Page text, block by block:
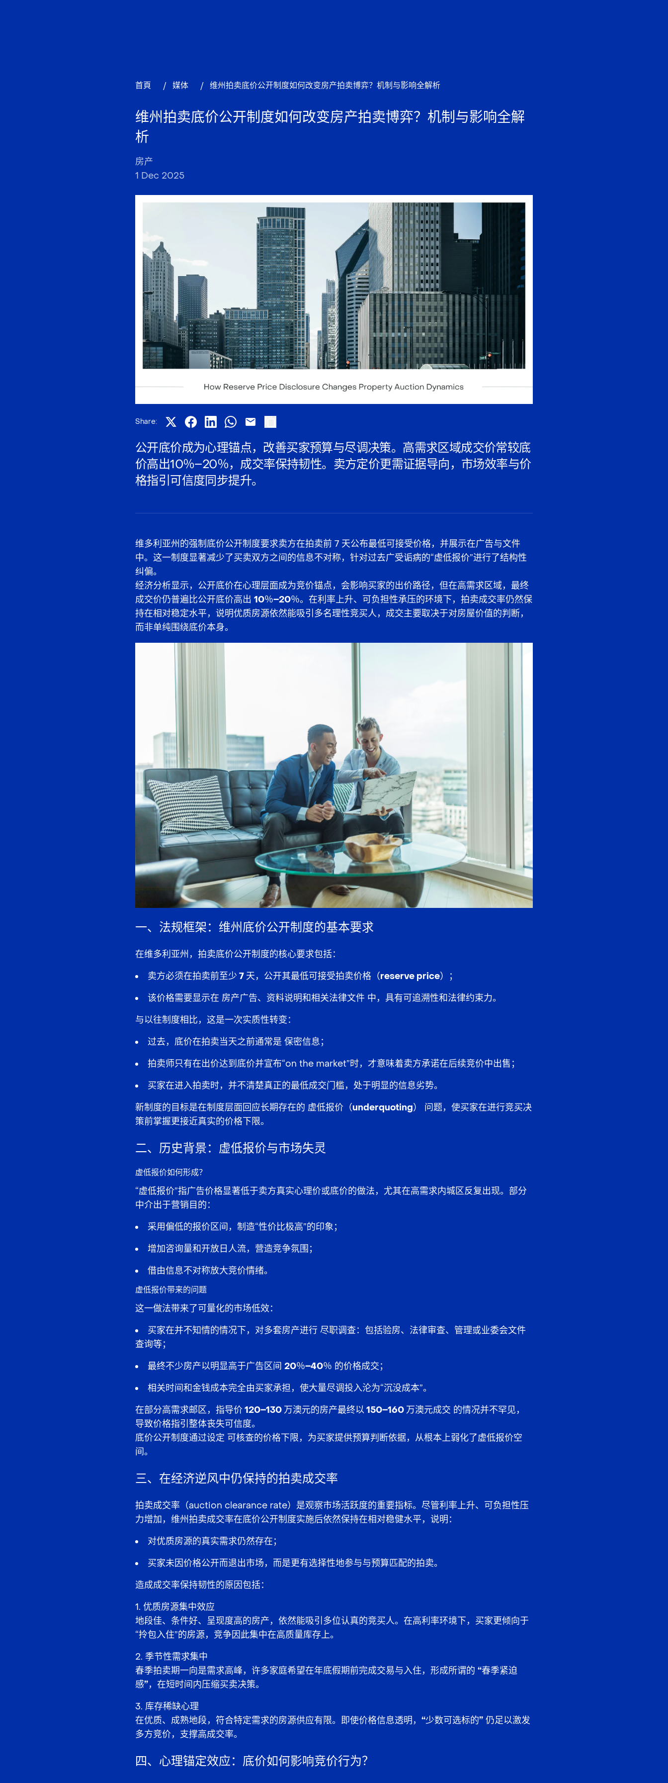
首頁 / 媒体 / 维州拍卖底价公开制度如何改变房产拍卖博弈？机制与影响全解析
维州拍卖底价公开制度如何改变房产拍卖博弈？机制与影响全解
析
房产
1 Dec 2025
Share:
公开底价成为心理锚点，改善买家预算与尽调决策。高需求区域成交价常较底
价高出10％–20％，成交率保持韧性。卖方定价更需证据导向，市场效率与价
格指引可信度同步提升。
维多利亚州的强制底价公开制度要求卖方在拍卖前 7 天公布最低可接受价格，并展示在广告与文件
中。这一制度显著减少了买卖双方之间的信息不对称，针对过去广受诟病的“虚低报价”进行了结构性
纠偏。
经济分析显示，公开底价在心理层面成为竞价锚点，会影响买家的出价路径，但在高需求区域，最终
成交价仍普遍比公开底价高出 10％–20％。在利率上升、可负担性承压的环境下，拍卖成交率仍然保
持在相对稳定水平，说明优质房源依然能吸引多名理性竞买人，成交主要取决于对房屋价值的判断，
而非单纯围绕底价本身。
一、法规框架：维州底价公开制度的基本要求
在维多利亚州，拍卖底价公开制度的核心要求包括：
卖方必须在拍卖前至少 7 天，公开其最低可接受拍卖价格（reserve price）
；
该价格需要显示在 房产广告、资料说明和相关法律文件 中，具有可追溯性和法律约束力。
与以往制度相比，这是一次实质性转变：
过去，底价在拍卖当天之前通常是 保密信息；
拍卖师只有在出价达到底价并宣布“on the market”时，才意味着卖方承诺在后续竞价中出售；
买家在进入拍卖时，并不清楚真正的最低成交门槛，处于明显的信息劣势。
新制度的目标是在制度层面回应长期存在的 虚低报价（underquoting）
问题，使买家在进行竞买决
策前掌握更接近真实的价格下限。
二、历史背景：虚低报价与市场失灵
虚低报价如何形成？
“虚低报价”指广告价格显著低于卖方真实心理价或底价的做法，尤其在高需求内城区反复出现。部分
中介出于营销目的：
采用偏低的报价区间，制造“性价比极高”的印象；
增加咨询量和开放日人流，营造竞争氛围；
借由信息不对称放大竞价情绪。
虚低报价带来的问题
这一做法带来了可量化的市场低效：
买家在并不知情的情况下，对多套房产进行 尽职调查：包括验房、法律审查、管理或业委会文件
查询等；
最终不少房产以明显高于广告区间 20％–40％ 的价格成交；
相关时间和金钱成本完全由买家承担，使大量尽调投入沦为“沉没成本”。
在部分高需求邮区， 指导价 120–130 万澳元的房产最终以 150–160 万澳元成交 的情况并不罕见，
导致价格指引整体丧失可信度。
底价公开制度通过设定 可核查的价格下限，为买家提供预算判断依据，从根本上弱化了虚低报价空
间。
三、在经济逆风中仍保持的拍卖成交率
拍卖成交率（auction clearance rate）是观察市场活跃度的重要指标。尽管利率上升、可负担性压
力增加，维州拍卖成交率在底价公开制度实施后依然保持在相对稳健水平，说明：
对优质房源的真实需求仍然存在；
买家未因价格公开而退出市场，而是更有选择性地参与与预算匹配的拍卖。
造成成交率保持韧性的原因包括：
优质房源集中效应
地段佳、条件好、呈现度高的房产，依然能吸引多位认真的竞买人。在高利率环境下，买家更倾向于
“拎包入住”的房源，竞争因此集中在高质量库存上。
季节性需求集中
春季拍卖期一向是需求高峰，许多家庭希望在年底假期前完成交易与入住，形成所谓的 “春季紧迫
感”，在短时间内压缩买卖决策。
库存稀缺心理
在优质、成熟地段，符合特定需求的房源供应有限。即使价格信息透明， “少数可选标的” 仍足以激发
多方竞价，支撑高成交率。
四、心理锚定效应：底价如何影响竞价行为？